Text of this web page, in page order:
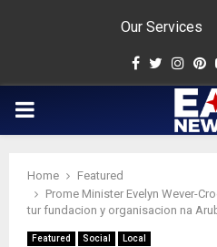
Our Services
Facebook
Twitter
PRIMARY
Home
Featured
Prome Minister Evelyn Wever-
tur fundacion y organisacion na
Featured Social Local